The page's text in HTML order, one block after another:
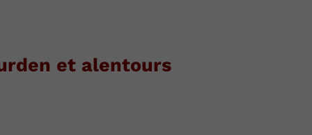
et alentours